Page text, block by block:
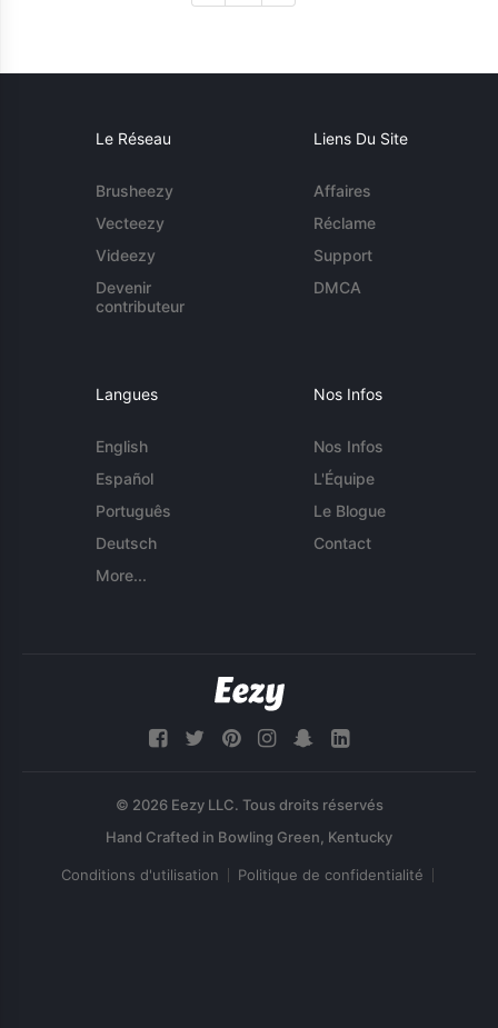
Le Réseau
Brusheezy
Vecteezy
Videezy
Devenir
contributeur
Liens Du Site
Affaires
Réclame
Support
DMCA
Langues
English
Español
Português
Deutsch
More...
Nos Infos
Nos Infos
L'Équipe
Le Blogue
Contact
© 2026 Eezy LLC. Tous droits réservés
Conditions d'utilisation Politique de confidentialité